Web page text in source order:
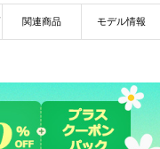
関連商品 モデル情報